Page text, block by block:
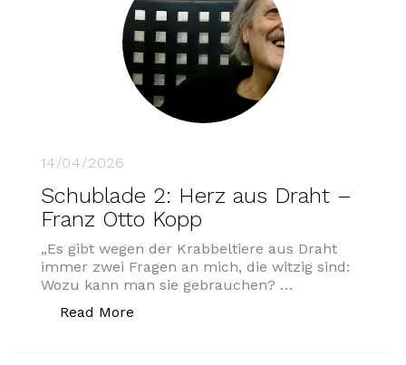
14/04/2026
Schublade 2: Herz aus Draht –
Franz Otto Kopp
„Es gibt wegen der Krabbeltiere aus Draht
immer zwei Fragen an mich, die witzig sind:
Wozu kann man sie gebrauchen? …
Read More